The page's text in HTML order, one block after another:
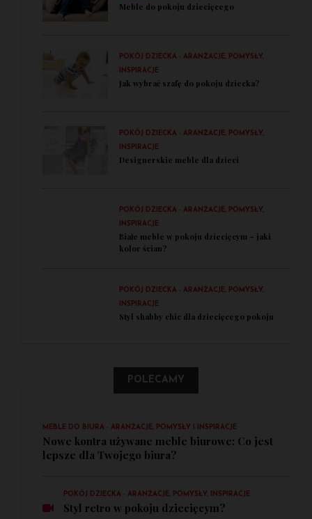
Meble do pokoju dziecięcego
POKÓJ DZIECKA - ARANŻACJE, POMYSŁY,
INSPIRACJE
Jak wybrać szafę do pokoju dziecka?
POKÓJ DZIECKA - ARANŻACJE, POMYSŁY,
INSPIRACJE
Designerskie meble dla dzieci
POKÓJ DZIECKA - ARANŻACJE, POMYSŁY,
INSPIRACJE
Białe meble w pokoju dziecięcym – jaki
kolor ścian?
POKÓJ DZIECKA - ARANŻACJE, POMYSŁY,
INSPIRACJE
Styl shabby chic dla dziecięcego pokoju
POLECAMY
MEBLE DO BIURA - ARANŻACJE, POMYSŁY I INSPIRACJE
Nowe kontra używane meble biurowe: Co jest
lepsze dla Twojego biura?
POKÓJ DZIECKA - ARANŻACJE, POMYSŁY, INSPIRACJE
Styl retro w pokoju dziecięcym?